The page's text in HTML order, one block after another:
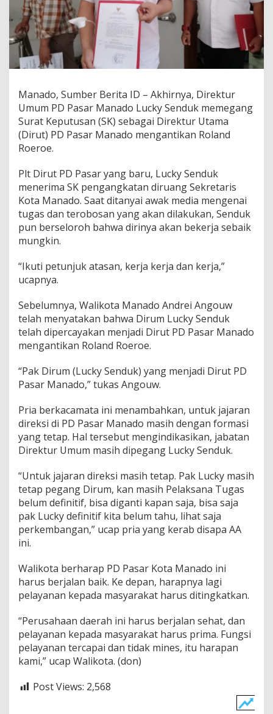
i
P
s
a
r
M
a
d
o
,
W
a
l
t
T
i
n
g
k
t
k
a
P
e
l
a
y
n
a
n
d
a
n
n
g
a
n
i
n
e
s
Manado, Sumber Berita ID – Akhirnya, Direktur
Umum PD Pasar Manado Lucky Senduk memegang
Surat Keputusan (SK) sebagai Direktur Utama
(Dirut) PD Pasar Manado mengantikan Roland
Roeroe.
Plt Dirut PD Pasar yang baru, Lucky Senduk
menerima SK pengangkatan diruang Sekretaris
Kota Manado. Saat ditanyai awak media mengenai
tugas dan terobosan yang akan dilakukan, Senduk
pun berseloroh bahwa dirinya akan bekerja sebaik
mungkin.
“Ikuti petunjuk atasan, kerja kerja dan kerja,”
ucapnya.
Sebelumnya, Walikota Manado Andrei Angouw
telah menyatakan bahwa Dirum Lucky Senduk
telah dipercayakan menjadi Dirut PD Pasar Manado
mengantikan Roland Roeroe.
“Pak Dirum (Lucky Senduk) yang menjadi Dirut PD
Pasar Manado,” tukas Angouw.
Pria berkacamata ini menambahkan, untuk jajaran
direksi di PD Pasar Manado masih dengan formasi
yang tetap. Hal tersebut mengindikasikan, jabatan
Direktur Umum masih dipegang Lucky Senduk.
“Untuk jajaran direksi masih tetap. Pak Lucky masih
tetap pegang Dirum, kan masih Pelaksana Tugas
belum definitif, bisa diganti kapan saja, bisa saja
pak Lucky definitif kita belum tahu, lihat saja
perkembangan,” ucap pria yang kerab disapa AA
ini.
Walikota berharap PD Pasar Kota Manado ini
harus berjalan baik. Ke depan, harapnya lagi
pelayanan kepada masyarakat harus ditingkatkan.
“Perusahaan daerah ini harus berjalan sehat, dan
pelayanan kepada masyarakat harus prima. Fungsi
pelayanan tercapai dan tidak mines, itu harapan
kami,” ucap Walikota. (don)
Post Views: 2,568